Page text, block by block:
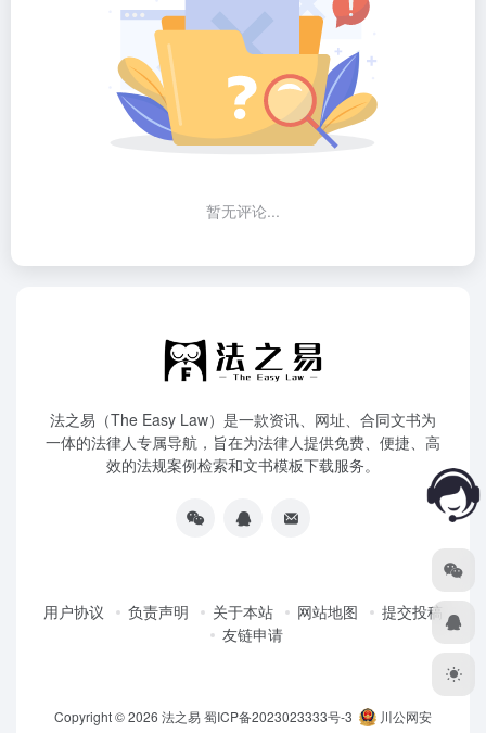
暂无评论...
法之易（The Easy Law）是一款资讯、网址、合同文书为
一体的法律人专属导航，旨在为法律人提供免费、便捷、高
效的法规案例检索和文书模板下载服务。
用户协议 负责声明 关于本站 网站地图
提交投稿
友链申请
Copyright © 2026 法之易蜀ICP备2023023333号-3
川公网安